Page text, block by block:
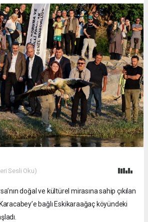
Sesli Oku)
doğal ve kültürel mirasına sahip çıkılan
bağlı Eskikaraağaç köyündeki